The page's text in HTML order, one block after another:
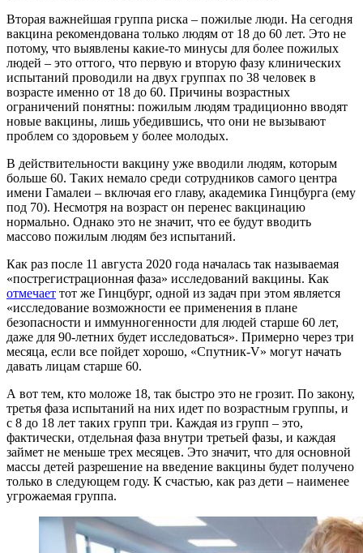
Вторая важнейшая группа риска – пожилые люди. На сегодня
вакцина рекомендована только людям от 18 до 60 лет. Это не
потому, что выявлены какие-то минусы для более пожилых
людей – это оттого, что первую и вторую фазу клинических
испытаний проводили на двух группах по 38 человек в
возрасте именно от 18 до 60. Причины возрастных
ограничений понятны: пожилым людям традиционно вводят
новые вакцины, лишь убедившись, что они не вызывают
проблем со здоровьем у более молодых.
В действительности вакцину уже вводили людям, которым
больше 60. Таких немало среди сотрудников самого центра
имени Гамалеи – включая его главу, академика Гинцбурга (ему
под 70). Несмотря на возраст он перенес вакцинацию
нормально. Однако это не значит, что ее будут вводить
массово пожилым людям без испытаний.
Как раз после 11 августа 2020 года началась так называемая
«пострегистрационная фаза» исследований вакцины. Как
отмечает тот же Гинцбург, одной из задач при этом является
«исследование возможности ее применения в плане
безопасности и иммунногенности для людей старше 60 лет,
даже для 90-летних будет исследоваться». Примерно через три
месяца, если все пойдет хорошо, «Спутник-V» могут начать
давать лицам старше 60.
А вот тем, кто моложе 18, так быстро это не грозит. По закону,
третья фаза испытаний на них идет по возрастным группы, и
с 8 до 18 лет таких групп три. Каждая из групп – это,
фактически, отдельная фаза внутри третьей фазы, и каждая
займет не меньше трех месяцев. Это значит, что для основной
массы детей разрешение на введение вакцины будет получено
только в следующем году. К счастью, как раз дети – наименее
угрожаемая группа.